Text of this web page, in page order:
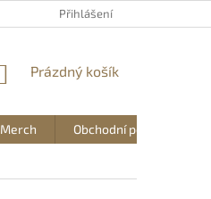
Přihlášení
NÁKUPNÍ
Prázdný košík
Merch Obchodní podmínky